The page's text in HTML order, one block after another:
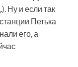
Ну и если так
Петька
его, а